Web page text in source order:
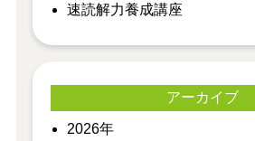
速読解力養成講座
アーカイブ
2026年